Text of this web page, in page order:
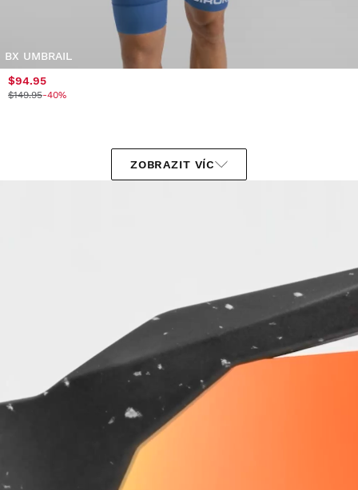
BX UMBRAIL
$94.95
$149.95-40%
ZOBRAZIT VÍC